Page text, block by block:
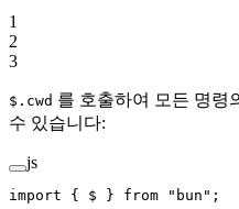
1
2
3
$.cwd 를 호출하여 모든 명령
수 있습니다:
js
import { $ } from "bun" ;